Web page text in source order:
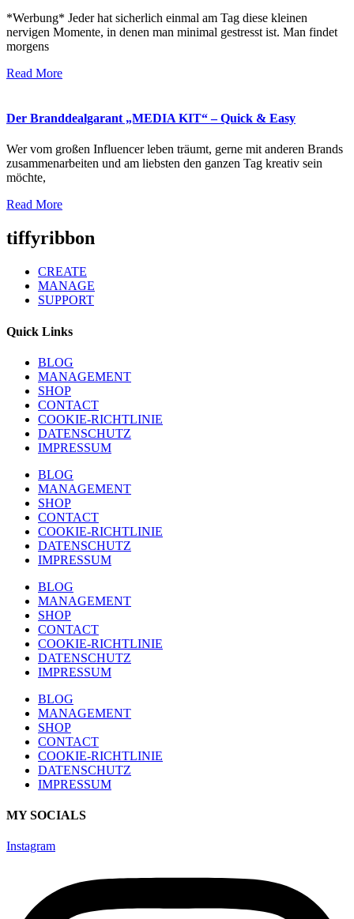
*Werbung* Jeder hat sicherlich einmal am Tag diese kleinen
nervigen Momente, in denen man minimal gestresst ist. Man findet
morgens
Read More
Der Branddealgarant „MEDIA KIT“ – Quick & Easy
Wer vom großen Influencer leben träumt, gerne mit anderen Brands
zusammenarbeiten und am liebsten den ganzen Tag kreativ sein
möchte,
Read More
tiffyribbon
CREATE
MANAGE
SUPPORT
Quick Links
BLOG
MANAGEMENT
SHOP
CONTACT
COOKIE-RICHTLINIE
DATENSCHUTZ
IMPRESSUM
BLOG
MANAGEMENT
SHOP
CONTACT
COOKIE-RICHTLINIE
DATENSCHUTZ
IMPRESSUM
BLOG
MANAGEMENT
SHOP
CONTACT
COOKIE-RICHTLINIE
DATENSCHUTZ
IMPRESSUM
BLOG
MANAGEMENT
SHOP
CONTACT
COOKIE-RICHTLINIE
DATENSCHUTZ
IMPRESSUM
MY SOCIALS
Instagram